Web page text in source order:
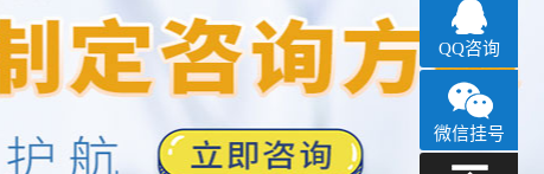
QQ咨询
微信挂号